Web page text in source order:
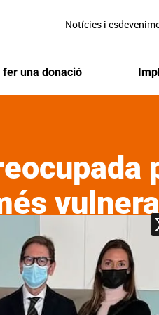
Notícies i
fer una donació